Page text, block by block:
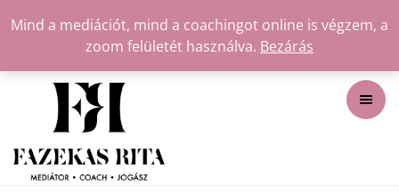
Mind a mediációt, mind a coachingot online is végzem, a
zoom felületét használva. Bezárás